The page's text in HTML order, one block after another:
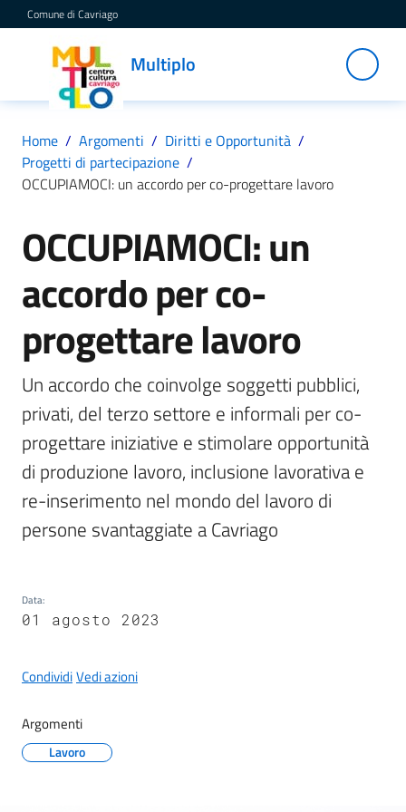
Vai al contenuto
Vai alla navigazione
Vai al footer
Comune di Cavriago
Multiplo
Multiplo
Centro
Cultura
a
l
o
g
o
Eventi
Corsi
Progetti
Partecipa
Sostieni
Home / Argomenti / Diritti e Opportunità /
Progetti di partecipazione /
OCCUPIAMOCI: un accordo per co-progettare lavoro
Salta al contenuto
OCCUPIAMOCI: un
accordo per co-
progettare lavoro
Un accordo che coinvolge soggetti pubblici,
privati, del terzo settore e informali per co-
progettare iniziative e stimolare opportunità
di produzione lavoro, inclusione lavorativa e
re-inserimento nel mondo del lavoro di
persone svantaggiate a Cavriago
Data:
01 agosto 2023
CondividiVedi azioni
Argomenti
Lavoro